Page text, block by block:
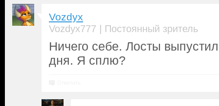
Vozdyx
Vozdyx777 | Постоянный зритель
Ничего себе. Лосты
дня. Я сплю?